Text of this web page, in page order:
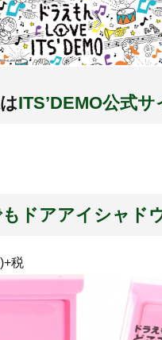
ITS’DEMO公式サ
ドアアイシャド
税